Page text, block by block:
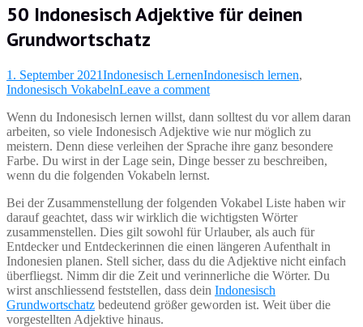
50 Indonesisch Adjektive für deinen
Grundwortschatz
1. September 2021Indonesisch LernenIndonesisch lernen,
Indonesisch VokabelnLeave a comment
Wenn du Indonesisch lernen willst, dann solltest du vor allem daran
arbeiten, so viele Indonesisch Adjektive wie nur möglich zu
meistern. Denn diese verleihen der Sprache ihre ganz besondere
Farbe. Du wirst in der Lage sein, Dinge besser zu beschreiben,
wenn du die folgenden Vokabeln lernst.
Bei der Zusammenstellung der folgenden Vokabel Liste haben wir
darauf geachtet, dass wir wirklich die wichtigsten Wörter
zusammenstellen. Dies gilt sowohl für Urlauber, als auch für
Entdecker und Entdeckerinnen die einen längeren Aufenthalt in
Indonesien planen. Stell sicher, dass du die Adjektive nicht einfach
überfliegst. Nimm dir die Zeit und verinnerliche die Wörter. Du
wirst anschliessend feststellen, dass dein Indonesisch
Grundwortschatz bedeutend größer geworden ist. Weit über die
vorgestellten Adjektive hinaus.